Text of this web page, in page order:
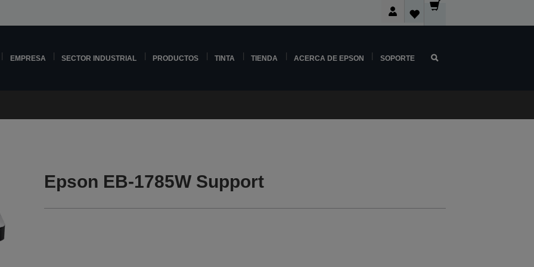
EMPRESA SECTOR INDUSTRIAL PRODUCTOS TINTA TIENDA ACERCA DE EPSON SOPORTE
Epson EB-1785W Support